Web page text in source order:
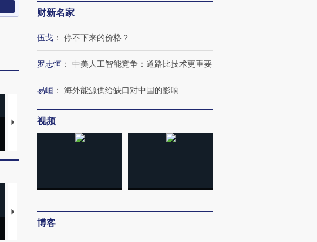
视线｜“入侵”还是“人道危
机”？难民潮撕裂西班牙
128毫米 紧急转移近
雨 3小时累计雨量超80毫
【推广】走进第四届链博
会，让数智科技“链”接产
【商旅对话】华住集团
财新名家
伍戈 ： 停不下来的价格？
罗志恒 ： 中美人工智能竞争：道路比技术更重要
易峘 ： 海外能源供给缺口对中国的影响
视频
博客